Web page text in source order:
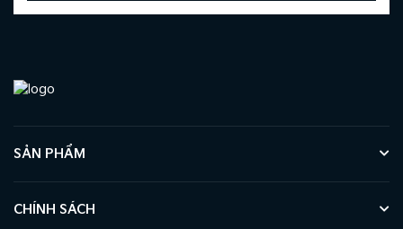
SẢN PHẨM
CHÍNH SÁCH